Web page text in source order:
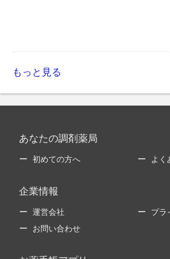
もっと見る
あなたの調剤薬局
初めての方へ よく
企業情報
運営会社 プラ
お問い合わせ